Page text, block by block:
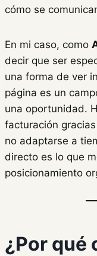
cómo se
En mi caso, como
decir que ser
una forma de ver
página es un
una oportunidad.
facturación
no adaptarse a
directo es lo que
posicionamiento
¿Por qué